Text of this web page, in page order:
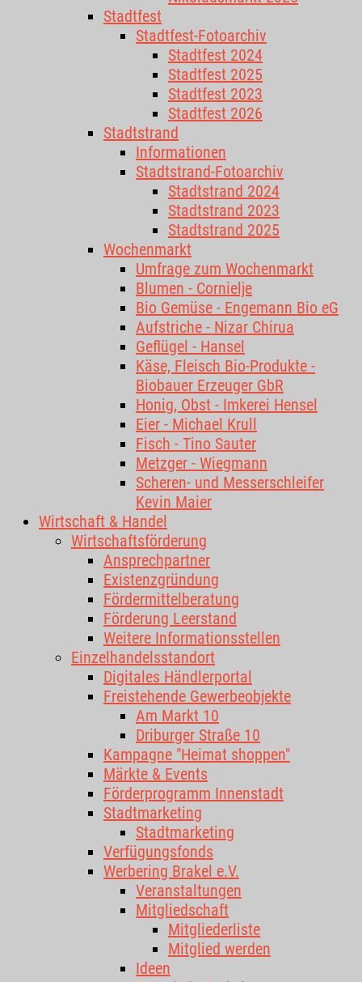
Stadtfest
Stadtfest-Fotoarchiv
Stadtfest 2024
Stadtfest 2025
Stadtfest 2023
Stadtfest 2026
Stadtstrand
Informationen
Stadtstrand-Fotoarchiv
Stadtstrand 2024
Stadtstrand 2023
Stadtstrand 2025
Wochenmarkt
Umfrage zum Wochenmarkt
Blumen - Cornielje
Bio Gemüse - Engemann Bio eG
Aufstriche - Nizar Chirua
Geflügel - Hansel
Käse, Fleisch Bio-Produkte -
Biobauer Erzeuger GbR
Honig, Obst - Imkerei Hensel
Eier - Michael Krull
Fisch - Tino Sauter
Metzger - Wiegmann
Scheren- und Messerschleifer
Kevin Maier
Wirtschaft & Handel
Wirtschaftsförderung
Ansprechpartner
Existenzgründung
Fördermittelberatung
Förderung Leerstand
Weitere Informationsstellen
Einzelhandelsstandort
Digitales Händlerportal
Freistehende Gewerbeobjekte
Am Markt 10
Driburger Straße 10
Kampagne "Heimat shoppen"
Märkte & Events
Förderprogramm Innenstadt
Stadtmarketing
Stadtmarketing
Verfügungsfonds
Werbering Brakel e.V.
Veranstaltungen
Mitgliedschaft
Mitgliederliste
Mitglied werden
Ideen